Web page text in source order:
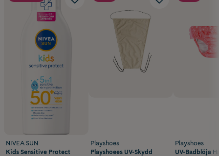
NIVEA SUN
Kids Sensitive Protect
Playshoes
Playshoees UV-Skydd
Playshoes
UV-Badblöja